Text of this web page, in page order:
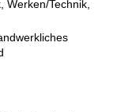
Werken/Technik,